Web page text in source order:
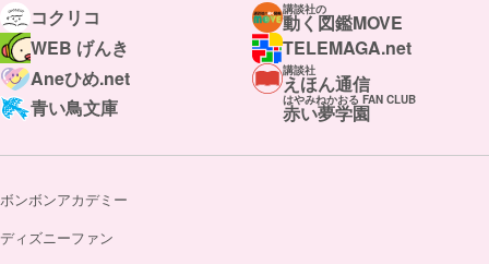
コクリコ
講談社の
動く図鑑MOVE
WEB げんき
TELEMAGA.net
Aneひめ.net
講談社
えほん通信
青い鳥文庫
はやみねかおる FAN CLUB
赤い夢学園
ボンボンアカデミー
ディズニーファン